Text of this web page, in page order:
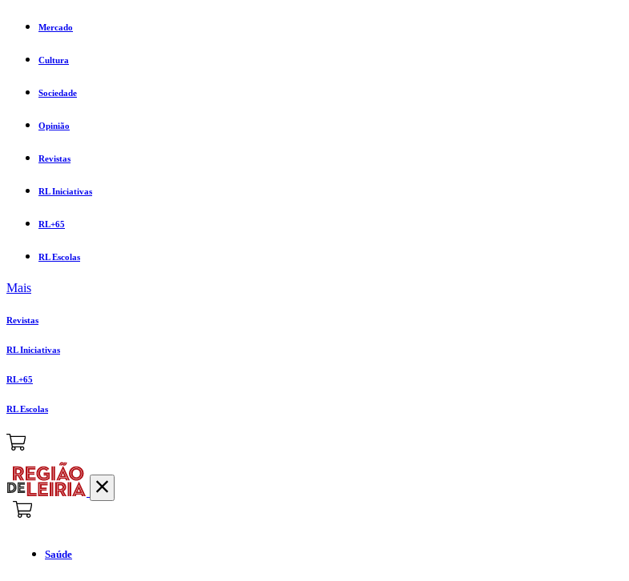
Mercado
Cultura
Sociedade
Opinião
Revistas
RL Iniciativas
RL+65
RL Escolas
Mais
Revistas
RL Iniciativas
RL+65
RL Escolas
Saúde